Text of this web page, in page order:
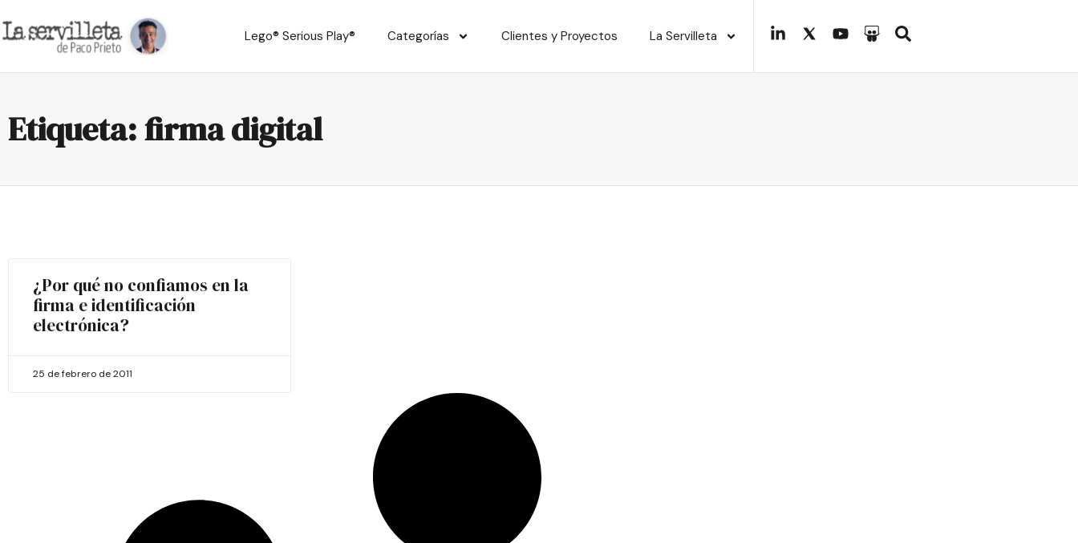
Lego® Serious Play® Categorías Clientes y Proyectos La Servilleta
Etiqueta: firma digital
¿Por qué no confiamos en la
firma e identificación
electrónica?
25 de febrero de 2011